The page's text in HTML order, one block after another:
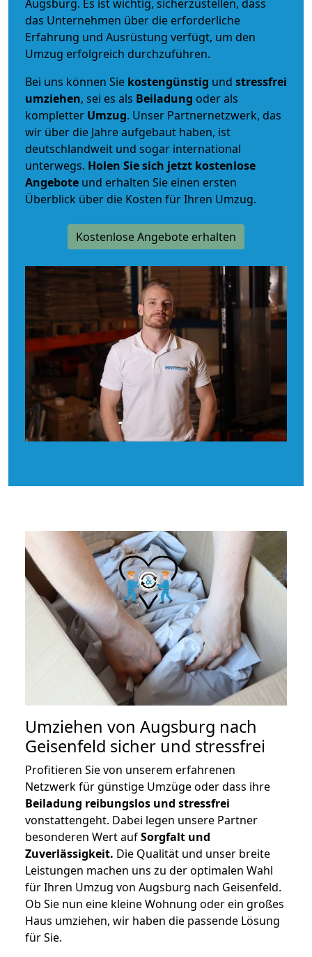
Augsburg. Es ist wichtig, sicherzustellen, dass
das Unternehmen über die erforderliche
Erfahrung und Ausrüstung verfügt, um den
Umzug erfolgreich durchzuführen.
Bei uns können Sie kostengünstig und stressfrei
umziehen, sei es als Beiladung oder als
kompletter Umzug. Unser Partnernetzwerk, das
wir über die Jahre aufgebaut haben, ist
deutschlandweit und sogar international
unterwegs. Holen Sie sich jetzt kostenlose
Angebote und erhalten Sie einen ersten
Überblick über die Kosten für Ihren Umzug.
Kostenlose Angebote erhalten
Umziehen von Augsburg nach
Geisenfeld sicher und stressfrei
Profitieren Sie von unserem erfahrenen
Netzwerk für günstige Umzüge oder dass ihre
Beiladung reibungslos und stressfrei
vonstattengeht. Dabei legen unsere Partner
besonderen Wert aufSorgfalt und
Zuverlässigkeit. Die Qualität und unser breite
Leistungen machen uns zu der optimalen Wahl
für Ihren Umzug von Augsburg nach Geisenfeld.
Ob Sie nun eine kleine Wohnung oder ein großes
Haus umziehen, wir haben die passende Lösung
für Sie.